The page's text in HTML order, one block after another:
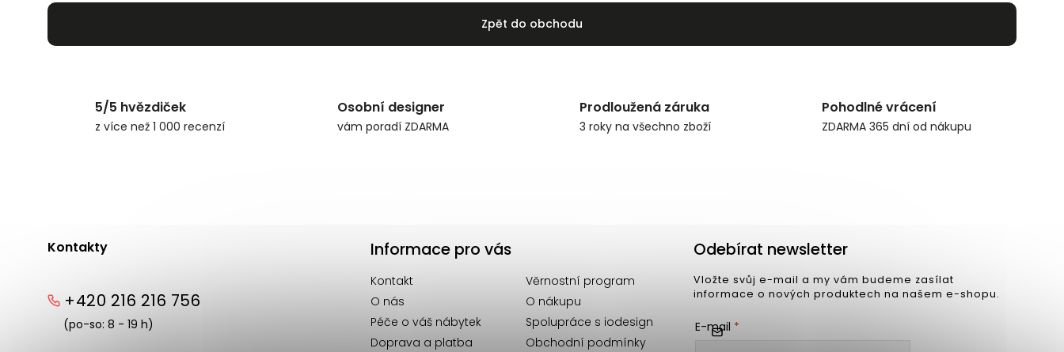
Zpět do obchodu
5/5 hvězdiček
z více než 1 000 recenzí
Osobní designer
vám poradí ZDARMA
Prodloužená záruka
3 roky na všechno zboží
Pohodlné vrácení
ZDARMA 365 dní od nákupu
Kontakty
+420 216 216 756
(po-so: 8 - 19 h)
Informace pro vás
Kontakt
Věrnostní program
O nás
O nákupu
Péče o váš nábytek
Spolupráce s iodesign
Doprava a platba
Obchodní podmínky
Odebírat newsletter
Vložte svůj e-mail a my vám budeme zasílat
informace o nových produktech na našem e-shopu.
E-mail